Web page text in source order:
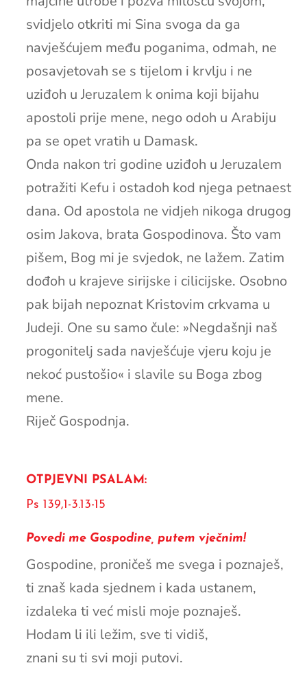
svidjelo otkriti mi Sina svoga da ga
navješćujem među poganima, odmah, ne
posavjetovah se s tijelom i krvlju i ne
uziđoh u Jeruzalem k onima koji bijahu
apostoli prije mene, nego odoh u Arabiju
pa se opet vratih u Damask.
Onda nakon tri godine uziđoh u Jeruzalem
potražiti Kefu i ostadoh kod njega petnaest
dana. Od apostola ne vidjeh nikoga drugog
osim Jakova, brata Gospodinova. Što vam
pišem, Bog mi je svjedok, ne lažem. Zatim
dođoh u krajeve sirijske i cilicijske. Osobno
pak bijah nepoznat Kristovim crkvama u
Judeji. One su samo čule: »Negdašnji naš
progonitelj sada navješćuje vjeru koju je
nekoć pustošio« i slavile su Boga zbog
mene.
Riječ Gospodnja.
OTPJEVNI PSALAM:
Ps 139,1-3.13-15
Povedi me Gospodine, putem vječnim!
Gospodine, proničeš me svega i poznaješ,
ti znaš kada sjednem i kada ustanem,
izdaleka ti već misli moje poznaješ.
Hodam li ili ležim, sve ti vidiš,
znani su ti svi moji putovi.